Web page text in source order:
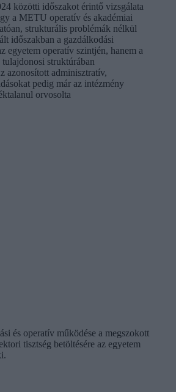
közötti időszakot érintő vizsgálata
a METU operatív és akadémiai
strukturális problémák nélkül
időszakban a gazdálkodási
egyetem operatív szintjén, hanem a
struktúrában
azonosított adminisztratív,
pedig már az intézmény
orvosolta
és operatív működése a megszokott
tisztség betöltésére az egyetem